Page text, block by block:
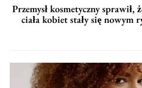
Przemysł kosmetyczny sprawił,
ciała kobiet stały się nowym